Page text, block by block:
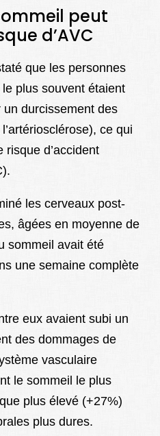
peut
d’AVC
que les personnes
plus souvent étaient
un durcissement des
ce qui
d’accident
les cerveaux post-
âgées en moyenne de
sommeil avait été
une semaine complète
eux avaient subi un
des dommages de
vasculaire
le sommeil le plus
plus élevé (+27%)
plus dures.